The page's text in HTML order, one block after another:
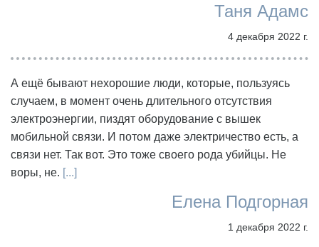
Таня Адамс
4 декабря 2022 г.
А ещё бывают нехорошие люди, которые, пользуясь
случаем, в момент очень длительного отсутствия
электроэнергии, пиздят оборудование с вышек
мобильной связи. И потом даже электричество есть, а
связи нет. Так вот. Это тоже своего рода убийцы. Не
воры, не. [...]
Елена Подгорная
1 декабря 2022 г.